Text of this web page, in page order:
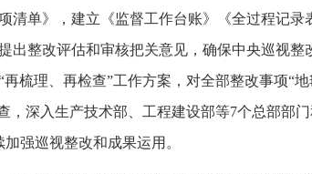
清单》，建立《监督工作台账》《全过程记
出整改评估和审核把关意见，确保中央巡视整
梳理、再检查”工作方案，对全部整改事项“
，深入生产技术部、工程建设部等7个总部部
强巡视整改和成果运用。